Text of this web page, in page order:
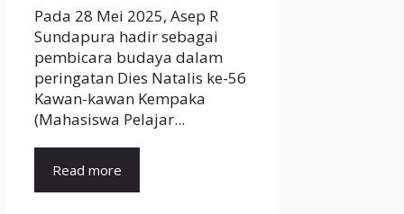
Pada 28 Mei 2025, Asep R
Sundapura hadir sebagai
pembicara budaya dalam
peringatan Dies Natalis ke-56
Kawan-kawan Kempaka
(Mahasiswa Pelajar...
Read more